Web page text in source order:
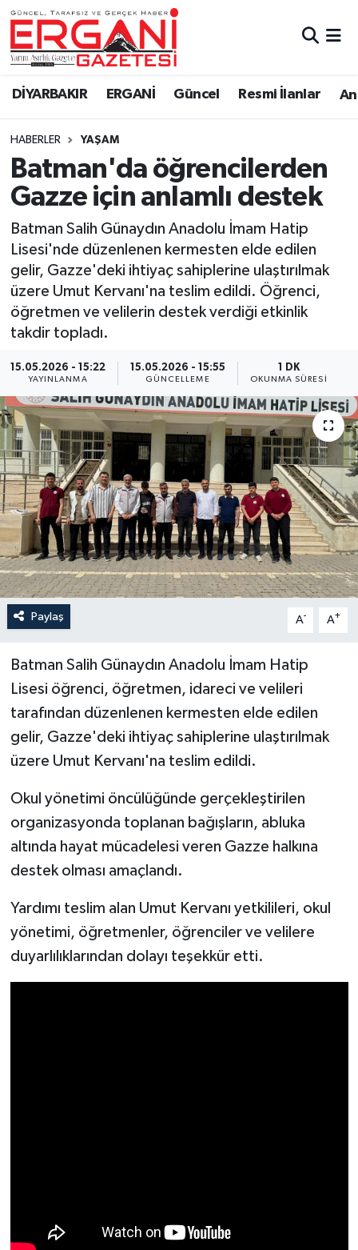
DİYARBAKIR ERGANİ Güncel Resmi İlanlar
HABERLER YAŞAM
Batman'da öğrencilerden
Gazze için anlamlı destek
Batman Salih Günaydın Anadolu İmam Hatip
Lisesi'nde düzenlenen kermesten elde edilen
gelir, Gazze'deki ihtiyaç sahiplerine ulaştırılmak
üzere Umut Kervanı'na teslim edildi. Öğrenci,
öğretmen ve velilerin destek verdiği etkinlik
takdir topladı.
15.05.2026 - 15:22
YAYINLANMA
15.05.2026 - 15:55
GÜNCELLEME
1 DK
OKUNMA SÜRESI
Paylaş A- A+
Batman Salih Günaydın Anadolu İmam Hatip
Lisesi öğrenci, öğretmen, idareci ve velileri
tarafından düzenlenen kermesten elde edilen
gelir, Gazze'deki ihtiyaç sahiplerine ulaştırılmak
üzere Umut Kervanı'na teslim edildi.
Okul yönetimi öncülüğünde gerçekleştirilen
organizasyonda toplanan bağışların, abluka
altında hayat mücadelesi veren Gazze halkına
destek olması amaçlandı.
Yardımı teslim alan Umut Kervanı yetkilileri, okul
yönetimi, öğretmenler, öğrenciler ve velilere
duyarlılıklarından dolayı teşekkür etti.
DİYARBAKIR
BİSMİL
BAĞLAR
ERGANİ
Güncel
Resmi İlanlar
Sağlık
Si̇yaset
Anali̇z
Bi̇li̇m & Teknoloji̇
Dünya
Eği̇ti̇m
Ergani Nöbetçi Eczaneler
Ergani Hava Durumu
Ergani Trafik Yoğunluk Haritası
Süper Lig Puan Durumu ve Fikstür
Tüm Manşetler
Son Dakika Haberleri
Haber Arşivi